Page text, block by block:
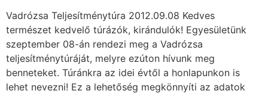
Vadrózsa Teljesítménytúra 2012.09.08 Kedves
természet kedvelő túrázók, kirándulók! Egyesületünk
szeptember 08-án rendezi meg a Vadrózsa
teljesítménytúráját, melyre ezúton hívunk meg
benneteket. Túránkra az idei évtől a honlapunkon is
lehet nevezni! Ez a lehetőség megkönnyíti az adatok